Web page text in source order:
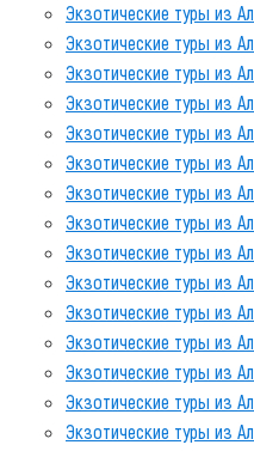
Экзотические туры из
Экзотические туры из
Экзотические туры из
Экзотические туры из
Экзотические туры из
Экзотические туры из
Экзотические туры из
Экзотические туры из
Экзотические туры из
Экзотические туры из
Экзотические туры из
Экзотические туры из
Экзотические туры из
Экзотические туры из
Экзотические туры из